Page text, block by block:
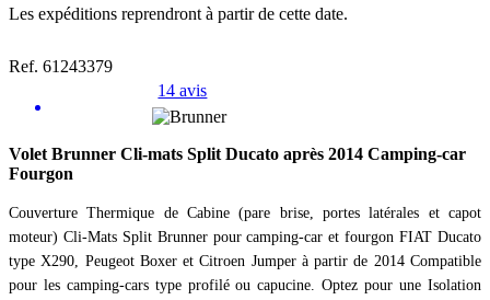
Les expéditions reprendront à partir de cette date.
Ref. 61243379
14 avis
Volet Brunner Cli-mats Split Ducato après 2014 Camping-car
Fourgon
Couverture Thermique de Cabine (pare brise, portes latérales et capot
moteur) Cli-Mats Split Brunner pour camping-car et fourgon FIAT Ducato
type X290, Peugeot Boxer et Citroen Jumper à partir de 2014 Compatible
pour les camping-cars type profilé ou capucine. Optez pour une Isolation